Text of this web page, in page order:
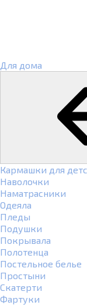
Для дома
Кармашки для
Наволочки
Наматрасники
Одеяла
Пледы
Подушки
Покрывала
Полотенца
Постельное белье
Простыни
Скатерти
Фартуки